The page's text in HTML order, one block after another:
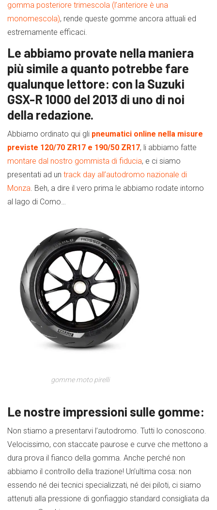
gomma posteriore trimescola (l’anteriore è una
monomescola), rende queste gomme ancora attuali ed
estremamente efficaci.
Le abbiamo provate nella maniera
più simile a quanto potrebbe fare
qualunque lettore: con la Suzuki
GSX-R 1000 del 2013 di uno di noi
della redazione.
Abbiamo ordinato qui gli pneumatici online nella misure
previste 120/70 ZR17 e 190/50 ZR17, li abbiamo fatte
montare dal nostro gommista di fiducia, e ci siamo
presentati ad un track day all’autodromo nazionale di
Monza. Beh, a dire il vero prima le abbiamo rodate intorno
al lago di Como…
gomme moto pirelli
Le nostre impressioni sulle gomme:
Non stiamo a presentarvi l’autodromo. Tutti lo conoscono.
Velocissimo, con staccate paurose e curve che mettono a
dura prova il fianco della gomma. Anche perché non
abbiamo il controllo della trazione! Un’ultima cosa: non
essendo né dei tecnici specializzati, né dei piloti, ci siamo
attenuti alla pressione di gonfiaggio standard consigliata da